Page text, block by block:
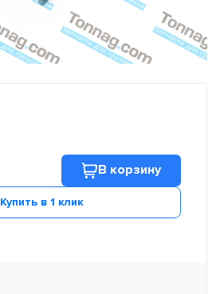
В корзину
Купить в 1 клик